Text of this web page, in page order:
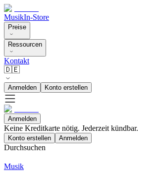
MusikIn-Store
Preise
Ressourcen
Kontakt
🇩🇪
Anmelden Konto erstellen
Anmelden
Keine Kreditkarte nötig. Jederzeit kündbar.
Konto erstellen Anmelden
Durchsuchen
Musik